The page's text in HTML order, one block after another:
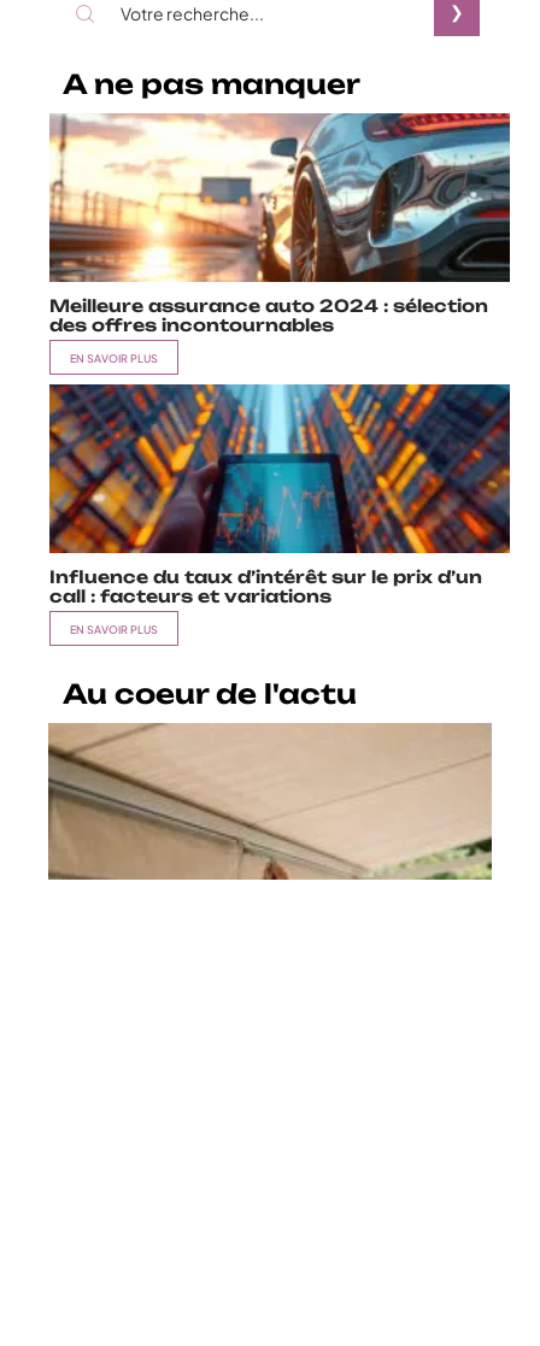
A ne pas manquer
Meilleure assurance auto 2024 : sélection
des offres incontournables
EN SAVOIR PLUS
Influence du taux d’intérêt sur le prix d’un
call : facteurs et variations
EN SAVOIR PLUS
Au coeur de l'actu